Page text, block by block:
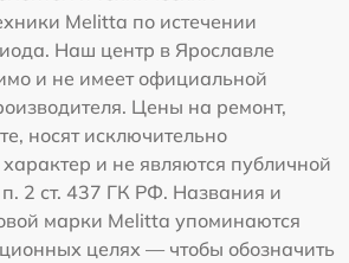
Melitta по истечении
Наш центр в Ярославле
и не имеет официальной
Цены на ремонт,
носят исключительно
и не являются публичной
2 ст. 437 ГК РФ. Названия и
марки Melitta упоминаются
целях — чтобы обозначить